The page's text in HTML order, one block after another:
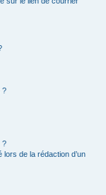
?
?
de la rédaction d’un